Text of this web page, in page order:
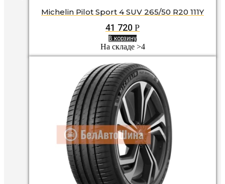
Michelin Pilot Sport 4 SUV 265/50 R20 111Y
41 720 Р
В корзину
На складе >4